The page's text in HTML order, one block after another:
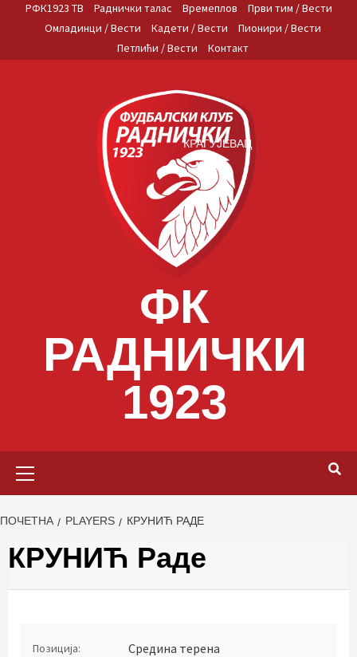
РФК1923 ТВ Раднички талас Времеплов
Први тим / Вести
Омладинци / Вести
Кадети / Вести
Пионири / Вести
Петлићи / Вести
Контакт
ФК
РАДНИЧКИ
1923
КРАГУЈЕВАЦ
ПОЧЕТНА PLAYERS КРУНИЋ РАДЕ
КРУНИЋ Раде
Позиција: Средина терена